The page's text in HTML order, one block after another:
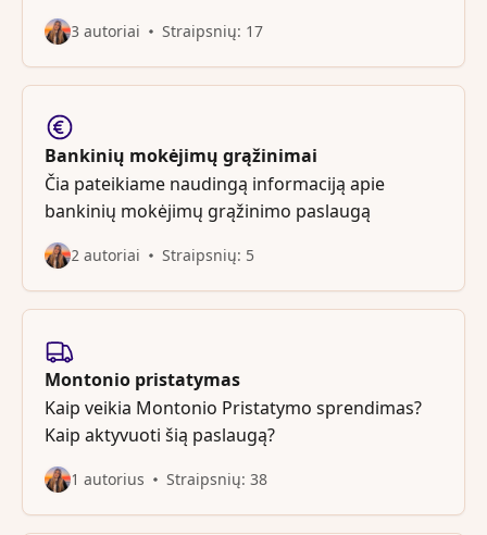
3 autoriai Straipsnių: 17
Bankinių mokėjimų grąžinimai
Čia pateikiame naudingą informaciją apie
bankinių mokėjimų grąžinimo paslaugą
2 autoriai Straipsnių: 5
Montonio pristatymas
Kaip veikia Montonio Pristatymo sprendimas?
Kaip aktyvuoti šią paslaugą?
1 autorius Straipsnių: 38